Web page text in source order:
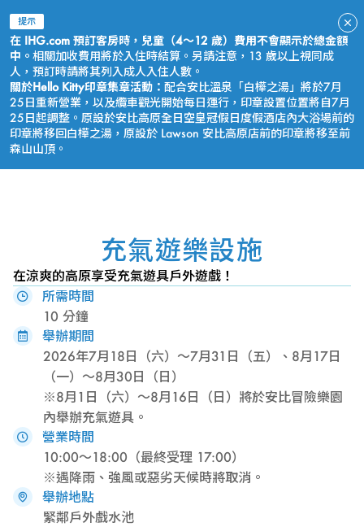
提示
在 IHG.com 預訂客房時，兒童（4～12 歲）費用不會顯示於總金額
中。 相關加收費用將於入住時結算。另請注意，13 歲以上視同成
人，預訂時請將其列入成人入住人數。
關於Hello Kitty印章集章活動： 配合安比溫泉「白樺之湯」將於7月
25日重新營業，以及纜車觀光開始每日運行，印章設置位置將自7月
25日起調整。原設於安比高原全日空皇冠假日度假酒店內大浴場前的
印章將移回白樺之湯，原設於 Lawson 安比高原店前的印章將移至前
森山山頂。
充氣遊樂設施
在涼爽的高原享受充氣遊具戶外遊戲！
所需時間
10 分鐘
舉辦期間
2026年7月18日（六）～7月31日（五）、8月17日
（一）～8月30日（日）
※8月1日（六）～8月16日（日）將於安比冒險樂園
內舉辦充氣遊具。
營業時間
10:00～18:00（最終受理 17:00）
※遇降雨、強風或惡劣天候時將取消。
舉辦地點
緊鄰戶外戲水池